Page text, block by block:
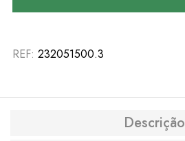
REF: 232051500.3
Descrição